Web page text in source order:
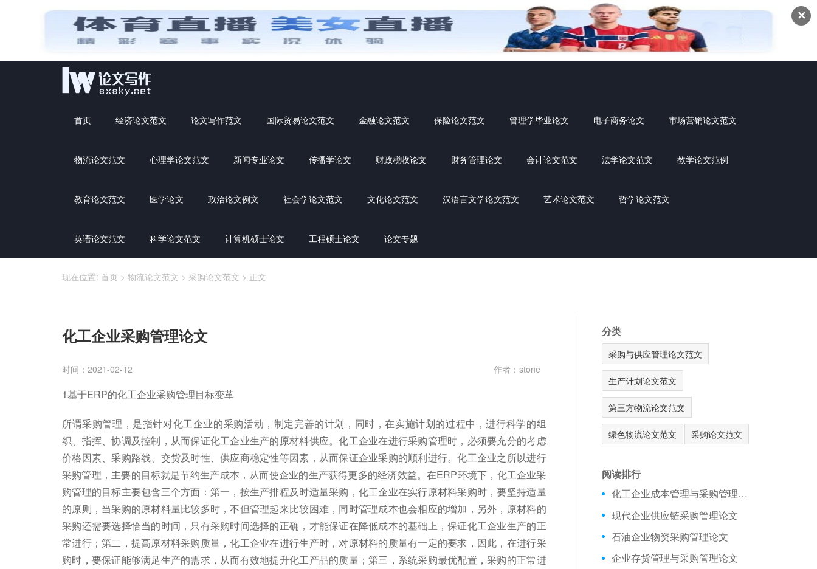
✕
首页 经济论文范文 论文写作范文 国际贸易论文范文 金融论文范文 保险论文范文 管理学毕业论文 电子商务论文 市场营销论文范文
物流论文范文 心理学论文范文 新闻专业论文 传播学论文 财政税收论文 财务管理论文 会计论文范文 法学论文范文 教学论文范例
教育论文范文 医学论文 政治论文例文 社会学论文范文 文化论文范文 汉语言文学论文范文 艺术论文范文 哲学论文范文
英语论文范文 科学论文范文 计算机硕士论文 工程硕士论文 论文专题
现在位置: 首页 > 物流论文范文 > 采购论文范文 > 正文
化工企业采购管理论文
时间：2021-02-12 作者：stone
1基于ERP的化工企业采购管理目标变革
所谓采购管理，是指针对化工企业的采购活动，制定完善的计划，同时，在实施计划的过程中，进行科学的组
织、指挥、协调及控制，从而保证化工企业生产的原材料供应。化工企业在进行采购管理时，必须要充分的考虑
价格因素、采购路线、交货及时性、供应商稳定性等因素，从而保证企业采购的顺利进行。化工企业之所以进行
采购管理，主要的目标就是节约生产成本，从而使企业的生产获得更多的经济效益。在ERP环境下，化工企业采
购管理的目标主要包含三个方面：第一，按生产排程及时适量采购，化工企业在实行原材料采购时，要坚持适量
的原则，当采购的原材料量比较多时，不但管理起来比较困难，同时管理成本也会相应的增加，另外，原材料的
采购还需要选择恰当的时间，只有采购时间选择的正确，才能保证在降低成本的基础上，保证化工企业生产的正
常进行；第二，提高原材料采购质量，化工企业在进行生产时，对原材料的质量有一定的要求，因此，在进行采
购时，要保证能够满足生产的需求，从而有效地提升化工产品的质量；第三，系统采购最优配置，采购的正常进
分类
采购与供应管理论文范文
生产计划论文范文
第三方物流论文范文
绿色物流论文范文 采购论文范文
阅读排行
化工企业成本管理与采购管理论文
现代企业供应链采购管理论文
石油企业物资采购管理论文
企业存货管理与采购管理论文